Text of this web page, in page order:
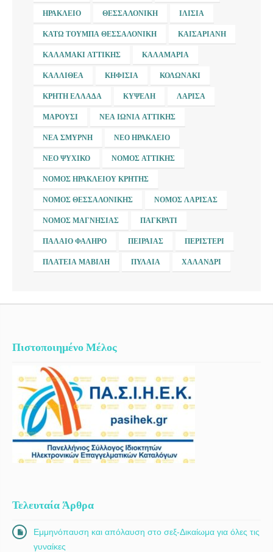
ΗΡΆΚΛΕΙΟ ΘΕΣΣΑΛΟΝΊΚΗ ΙΛΊΣΙΑ
ΚΆΤΩ ΤΟΎΜΠΑ ΘΕΣΣΑΛΟΝΊΚΗ ΚΑΙΣΑΡΙΑΝΉ
ΚΑΛΑΜΆΚΙ ΑΤΤΙΚΉΣ ΚΑΛΑΜΑΡΙΆ
ΚΑΛΛΙΘΈΑ ΚΗΦΙΣΙΆ ΚΟΛΩΝΆΚΙ
ΚΡΉΤΗ ΕΛΛΆΔΑ ΚΥΨΈΛΗ ΛΆΡΙΣΑ
ΜΑΡΟΎΣΙ ΝΈΑ ΙΩΝΊΑ ΑΤΤΙΚΉΣ
ΝΈΑ ΣΜΎΡΝΗ ΝΈΟ ΗΡΆΚΛΕΙΟ
ΝΈΟ ΨΥΧΙΚΌ ΝΟΜΌΣ ΑΤΤΙΚΉΣ
ΝΟΜΌΣ ΗΡΑΚΛΕΊΟΥ ΚΡΉΤΗΣ
ΝΟΜΌΣ ΘΕΣΣΑΛΟΝΊΚΗΣ ΝΟΜΌΣ ΛΆΡΙΣΑΣ
ΝΟΜΌΣ ΜΑΓΝΗΣΊΑΣ ΠΑΓΚΡΆΤΙ
ΠΑΛΑΙΌ ΦΆΛΗΡΟ ΠΕΙΡΑΙΆΣ ΠΕΡΙΣΤΈΡΙ
ΠΛΑΤΕΊΑ ΜΑΒΊΛΗ ΠΥΛΑΊΑ ΧΑΛΆΝΔΡΙ
Πιστοποιημένο Μέλος
Τελευταία Άρθρα
Εμμηνόπαυση και απόλαυση στο σεξ-Δικαίωμα για όλες τις
γυναίκες